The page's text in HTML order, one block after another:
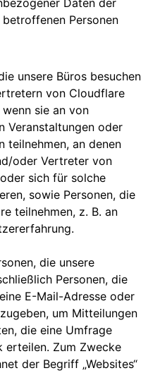
Daten der
Personen
unsere Büros besuchen
von Cloudflare
sie an von
Veranstaltungen oder
teilnehmen, an denen
oder Vertreter von
sich für solche
sowie Personen, die
teilnehmen, z. B. an
die unsere
Personen, die
E-Mail-Adresse oder
um Mitteilungen
die eine Umfrage
erteilen. Zum Zwecke
der Begriff „Websites“